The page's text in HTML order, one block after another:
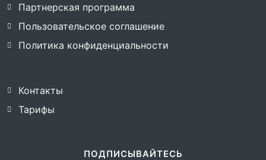
Партнерская программа
Пользовательское соглашение
Политика конфиденциальности
Контакты
Тарифы
ПОДПИСЫВАЙТЕСЬ